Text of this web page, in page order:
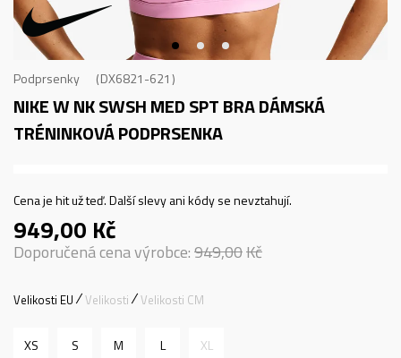
Podprsenky DX6821-621
NIKE W NK SWSH MED SPT BRADÁMSKÁ
TRÉNINKOVÁ PODPRSENKA
Cena je hit už teď. Další slevy ani kódy se nevztahují.
949,00 Kč
Doporučená cena výrobce:949,00Kč
Velikosti EU Velikosti Velikosti CM
XS S M L XL